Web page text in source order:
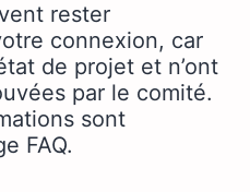
rester
connexion, car
de projet et n’ont
par le comité.
sont
FAQ.